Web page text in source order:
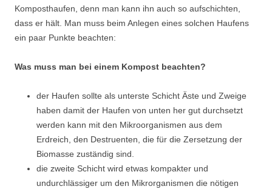
Komposthaufen, denn man kann ihn auch so aufschichten,
dass er hält. Man muss beim Anlegen eines solchen Haufens
ein paar Punkte beachten:
Was muss man bei einem Kompost beachten?
der Haufen sollte als unterste Schicht Äste und Zweige
haben damit der Haufen von unten her gut durchsetzt
werden kann mit den Mikroorganismen aus dem
Erdreich, den Destruenten, die für die Zersetzung der
Biomasse zuständig sind.
die zweite Schicht wird etwas kompakter und
undurchlässiger um den Mikrorganismen die nötigen